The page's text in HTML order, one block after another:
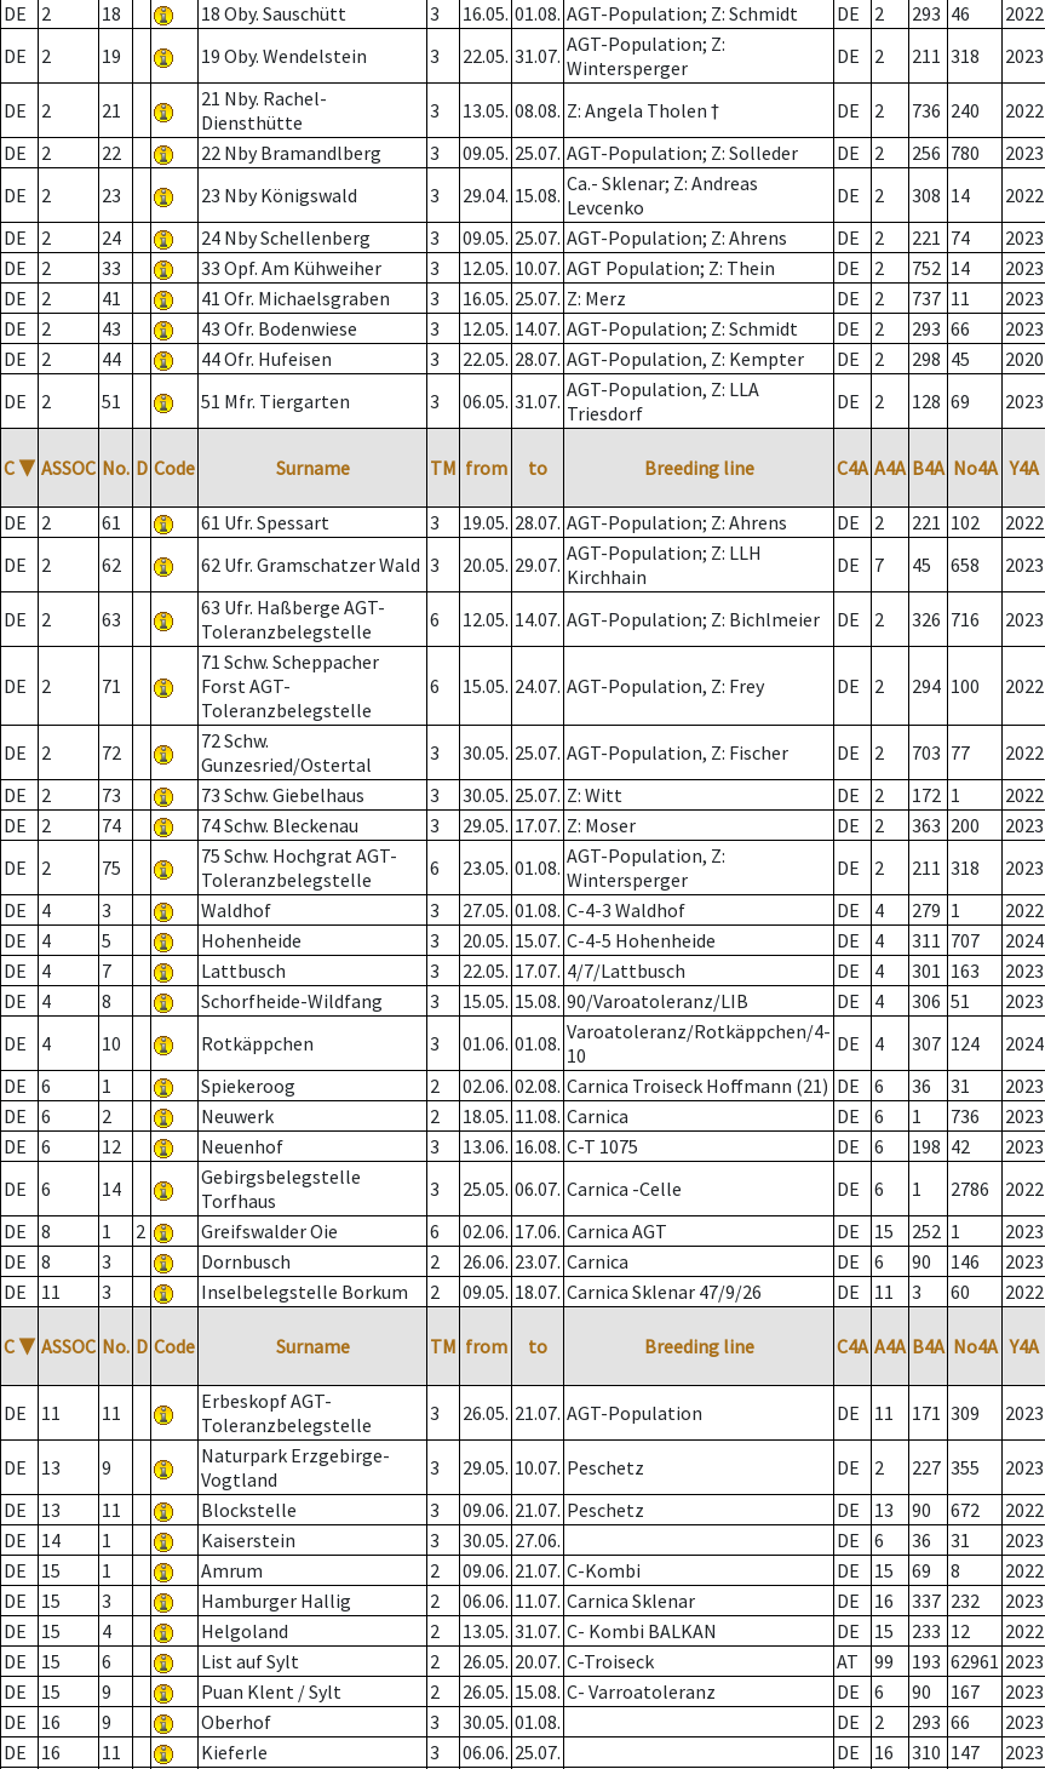
DE
2 18 18 Oby. Sauschütt 3 16.05. 01.08. AGT-Population; Z: Schmidt DE 2 293 46 2022
DE
2 19 19 Oby. Wendelstein 3 22.05. 31.07. AGT-Population; Z:
Wintersperger
DE 2 211 318 2023
DE 2 21
21 Nby. Rachel-
Diensthütte
3 13.05. 08.08. Z: Angela Tholen † DE 2 736 240 2022
DE
2 22 22 Nby Bramandlberg 3 09.05. 25.07. AGT-Population; Z: Solleder DE 2 256 780 2023
DE
2 23 23 Nby Königswald 3 29.04. 15.08. Ca.- Sklenar; Z: Andreas
Levcenko
DE 2 308 14 2022
DE
2 24 24 Nby Schellenberg 3 09.05. 25.07. AGT-Population; Z: Ahrens DE 2 221 74 2023
DE
2 33 33 Opf. Am Kühweiher 3 12.05. 10.07. AGT Population; Z: Thein DE 2 752 14 2023
DE
2 41 41 Ofr. Michaelsgraben 3 16.05. 25.07. Z: Merz DE 2 737 11 2023
DE
2 43 43 Ofr. Bodenwiese 3 12.05. 14.07. AGT-Population; Z: Schmidt DE 2 293 66 2023
DE
2 44 44 Ofr. Hufeisen 3 22.05. 28.07. AGT-Population, Z: Kempter DE 2 298 45 2020
DE
2 51 51 Mfr. Tiergarten 3 06.05. 31.07. AGT-Population, Z: LLA
Triesdorf
DE 2 128 69 2023
C ▼ ASSOC No. D Code Surname TM from to Breeding line C4A A4A B4A No4A Y4A
DE
2 61 61 Ufr. Spessart 3 19.05. 28.07. AGT-Population; Z: Ahrens DE 2 221 102 2022
DE
2 62 62 Ufr. Gramschatzer Wald 3 20.05. 29.07. AGT-Population; Z: LLH
Kirchhain
DE 7 45 658 2023
DE 2 63
63 Ufr. Haßberge AGT-
Toleranzbelegstelle
6 12.05. 14.07. AGT-Population; Z: Bichlmeier DE 2 326 716 2023
DE 2 71
71 Schw. Scheppacher
Forst AGT-
Toleranzbelegstelle
6 15.05. 24.07. AGT-Population, Z: Frey DE 2 294 100 2022
DE 2 72
72 Schw.
Gunzesried/Ostertal
3 30.05. 25.07. AGT-Population, Z: Fischer DE 2 703 77 2022
DE
2 73 73 Schw. Giebelhaus 3 30.05. 25.07. Z: Witt DE 2 172 1 2022
DE
2 74 74 Schw. Bleckenau 3 29.05. 17.07. Z: Moser DE 2 363 200 2023
DE
2 75
75 Schw. Hochgrat AGT-
Toleranzbelegstelle
6 23.05. 01.08. AGT-Population, Z:
Wintersperger
DE 2 211 318 2023
DE
4 3 Waldhof 3 27.05. 01.08. C-4-3 Waldhof DE 4 279 1 2022
DE
4 5 Hohenheide 3 20.05. 15.07. C-4-5 Hohenheide DE 4 311 707 2024
DE
4 7 Lattbusch 3 22.05. 17.07. 4/7/Lattbusch DE 4 301 163 2023
DE
4 8 Schorfheide-Wildfang 3 15.05. 15.08. 90/Varoatoleranz/LIB DE 4 306 51 2023
DE
4 10 Rotkäppchen 3 01.06. 01.08. Varoatoleranz/Rotkäppchen/4-
10
DE 4 307 124 2024
DE
6 1 Spiekeroog 2 02.06. 02.08. Carnica Troiseck Hoffmann (21) DE 6 36 31 2023
DE
6 2 Neuwerk 2 18.05. 11.08. Carnica DE 6 1 736 2023
DE
6 12 Neuenhof 3 13.06. 16.08. C-T 1075 DE 6 198 42 2023
DE
6 14
Gebirgsbelegstelle
Torfhaus
3 25.05. 06.07. Carnica -Celle DE 6 1 2786 2022
DE
8 1 2 Greifswalder Oie 6 02.06. 17.06. Carnica AGT DE 15 252 1 2023
DE
8 3 Dornbusch 2 26.06. 23.07. Carnica DE 6 90 146 2023
DE
11 3 Inselbelegstelle Borkum 2 09.05. 18.07. Carnica Sklenar 47/9/26 DE 11 3 60 2022
C ▼ ASSOC No. D Code Surname TM from to Breeding line C4A A4A B4A No4A Y4A
DE 11 11
Erbeskopf AGT-
Toleranzbelegstelle
3 26.05. 21.07. AGT-Population DE 11 171 309 2023
DE 13 9
Naturpark Erzgebirge-
Vogtland
3 29.05. 10.07. Peschetz DE 2 227 355 2023
DE
13 11 Blockstelle 3 09.06. 21.07. Peschetz DE 13 90 672 2022
DE
14 1 Kaiserstein 3 30.05. 27.06. DE 6 36 31 2023
DE
15 1 Amrum 2 09.06. 21.07. C-Kombi DE 15 69 8 2022
DE
15 3 Hamburger Hallig 2 06.06. 11.07. Carnica Sklenar DE 16 337 232 2023
DE
15 4 Helgoland 2 13.05. 31.07. C- Kombi BALKAN DE 15 233 12 2022
DE
15 6 List auf Sylt 2 26.05. 20.07. C-Troiseck AT 99 193 62961 2023
DE
15 9 Puan Klent / Sylt 2 26.05. 15.08. C- Varroatoleranz DE 6 90 167 2023
DE
16 9 Oberhof 3 30.05. 01.08. DE 2 293 66 2023
DE
16 11 Kieferle 3 06.06. 25.07. DE 16 310 147 2023